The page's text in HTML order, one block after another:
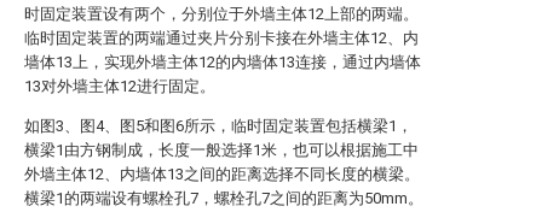
时固定装置设有两个，分别位于外墙主体12上部的两端。
临时固定装置的两端通过夹片分别卡接在外墙主体12、内
墙体13上，实现外墙主体12的内墙体13连接，通过内墙体
13对外墙主体12进行固定。
如图3、图4、图5和图6所示，临时固定装置包括横梁1，
横梁1由方钢制成，长度一般选择1米，也可以根据施工中
外墙主体12、内墙体13之间的距离选择不同长度的横梁。
横梁1的两端设有螺栓孔7，螺栓孔7之间的距离为50mm。